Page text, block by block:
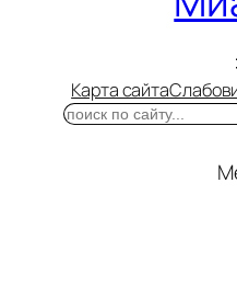
Карта сайта
Поиск